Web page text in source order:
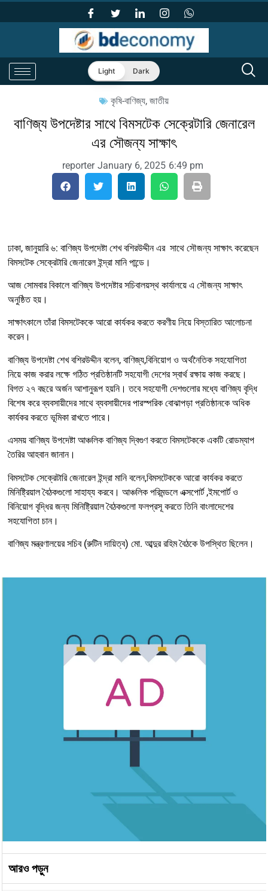
Light Dark
কৃষি-বাণিজ্য, জাতীয়
বাণিজ্য উপদেষ্টার সাথে বিমসটেক সেক্রেটারি জেনারেল
এর সৌজন্য সাক্ষাৎ
reporter January 6, 2025 6:49 pm
ঢাকা, জানুয়ারি ৬: বাণিজ্য উপদেষ্টা শেখ বশিরউদ্দীন এর সাথে সৌজন্য সাক্ষাৎ করেছেন
বিমসটেক সেক্রেটারি জেনারেল ইন্দ্রা মানি পান্ডে।
আজ সোমবার বিকালে বাণিজ্য উপদেষ্টার সচিবালয়স্থ কার্যালয়ে এ সৌজন্য সাক্ষাৎ
অনুষ্ঠিত হয়।
সাক্ষাৎকালে তাঁরা বিমসটেককে আরো কার্যকর করতে করণীয় নিয়ে বিস্তারিত আলোচনা
করেন।
বাণিজ্য উপদেষ্টা শেখ বশিরউদ্দীন বলেন, বাণিজ্য,বিনিয়োগ ও অর্থনৈতিক সহযোগিতা
নিয়ে কাজ করার লক্ষে গঠিত প্রতিষ্ঠানটি সহযোগী দেশের স্বার্থ রক্ষায় কাজ করছে।
বিগত ২৭ বছরে অর্জন আশানুরূপ হয়নি। তবে সহযোগী দেশগুলোর মধ্যে বাণিজ্য বৃদ্ধি
বিশেষ করে ব্যবসায়ীদের সাথে ব্যবসায়ীদের পারস্পরিক বোঝাপড়া প্রতিষ্ঠানকে অধিক
কার্যকর করতে ভূমিকা রাখতে পারে।
এসময় বাণিজ্য উপদেষ্টা আঞ্চলিক বাণিজ্য দ্বিগুণ করতে বিমসটেককে একটি রোডম্যাপ
তৈরির আহবান জানান।
বিমসটেক সেক্রেটারি জেনারেল ইন্দ্রা মানি বলেন,বিমসটেককে আরো কার্যকর করতে
মিনিষ্ট্রিয়াল বৈঠকগুলো সাহায্য করবে। আঞ্চলিক পরিমন্ডলে এক্সপোর্ট ,ইমপোর্ট ও
বিনিয়োগ বৃদ্ধির জন্য মিনিষ্ট্রিয়াল বৈঠকগুলো ফলপ্রসূ করতে তিনি বাংলাদেশের
সহযোগিতা চান।
বাণিজ্য মন্ত্রণালয়ের সচিব (রুটিন দায়িত্ব) মো. আব্দুর রহিম বৈঠকে উপস্থিত ছিলেন।
আরও পড়ুন